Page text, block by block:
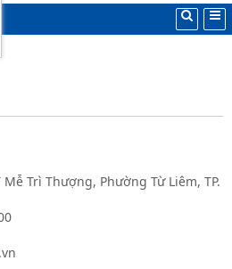
Mễ Trì Thượng, Phường Từ Liêm, TP.